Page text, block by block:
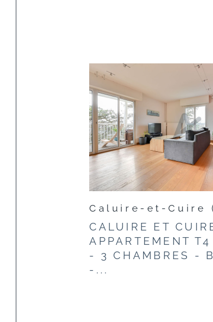
Caluire-et-Cuire
CALUIRE ET
APPARTEMENT
- 3 CHAMBRES -
-...